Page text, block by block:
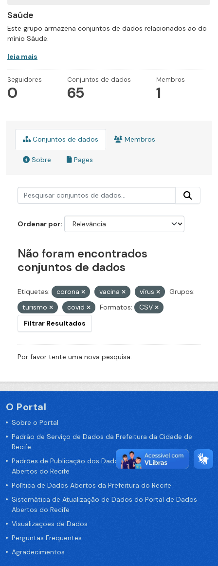
Saúde
Este grupo armazena conjuntos de dados relacionados ao do
mínio Sáude.
leia mais
Seguidores
0
Conjuntos de dados
65
Membros
1
Conjuntos de dados Membros
Sobre Pages
Ordenar por
Não foram encontrados
conjuntos de dados
Etiquetas: corona vacina vírus
Grupos:
turismo
covid Formatos:
CSV
Filtrar Resultados
Por favor tente uma nova pesquisa.
O Portal
Sobre o Portal
Padrão de Serviço de Dados da Prefeitura da Cidade de
Recife
Padrões de Publicação dos Dados no Portal de Dados
Abertos do Recife
Política de Dados Abertos da Prefeitura do Recife
Sistemática de Atualização de Dados do Portal de Dados
Abertos do Recife
Visualizações de Dados
Perguntas Frequentes
Agradecimentos